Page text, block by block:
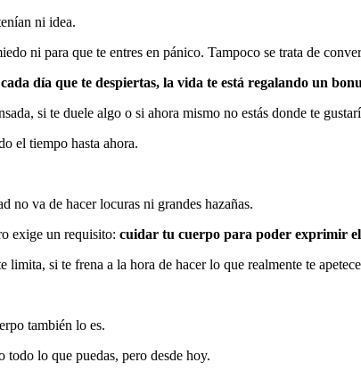
ni idea.
ni para que te entres en pánico. Tampoco se trata de
cada día que te despiertas, la vida te está regalando un
si te duele algo o si ahora mismo no estás donde te
el tiempo hasta ahora.
no va de hacer locuras ni grandes hazañas.
exige un requisito: cuidar tu cuerpo para poder exprimir
limita, si te frena a la hora de hacer lo que realmente te
también lo es.
todo lo que puedas, pero desde hoy.